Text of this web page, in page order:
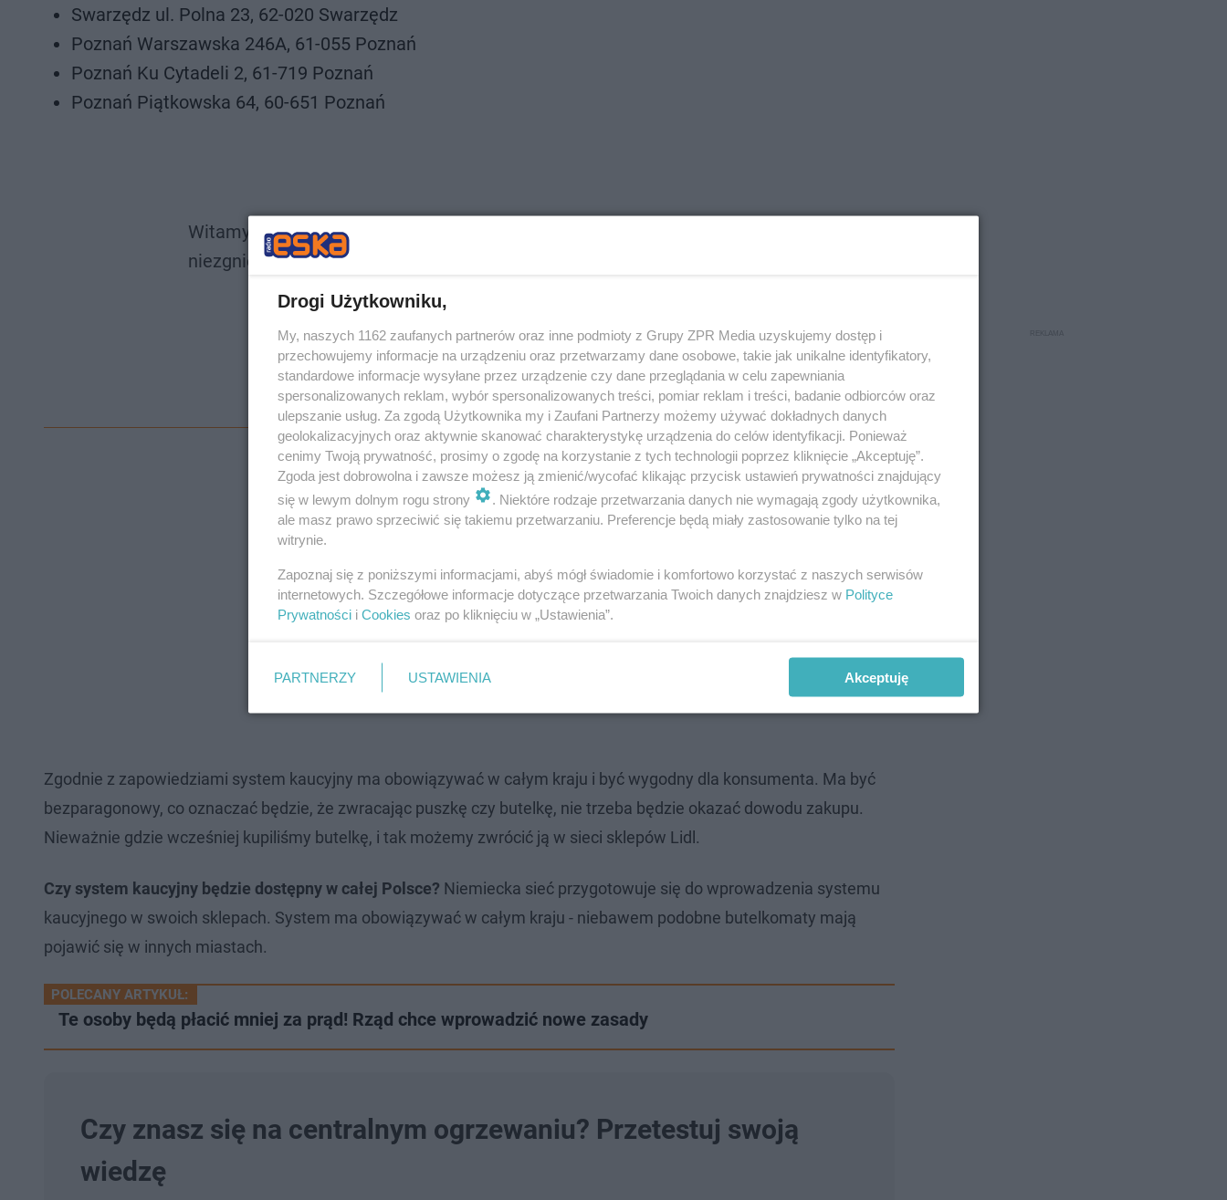
Swarzędz ul. Polna 23, 62-020 Swarzędz
Poznań Warszawska 246A, 61-055 Poznań
Poznań Ku Cytadeli 2, 61-719 Poznań
Poznań Piątkowska 64, 60-651 Poznań
Witamy butelkomat :) Lidl Warszawska. Na razie przyjmuje tylko
niezgniecione PETy i płaci skromne 5 groszy :)
pic.twitter.com/bg0ivrQexJ
August 29, 2022
ROZWIŃ
Zgodnie z zapowiedziami system kaucyjny ma obowiązywać w całym kraju i być wygodny dla konsumenta. Ma być
bezparagonowy, co oznaczać będzie, że zwracając puszkę czy butelkę, nie trzeba będzie okazać dowodu zakupu.
Nieważnie gdzie wcześniej kupiliśmy butelkę, i tak możemy zwrócić ją w sieci sklepów Lidl.
Czy system kaucyjny będzie dostępny w całej Polsce? Niemiecka sieć przygotowuje się do wprowadzenia systemu
kaucyjnego w swoich sklepach. System ma obowiązywać w całym kraju - niebawem podobne butelkomaty mają
pojawić się w innych miastach.
POLECANY ARTYKUŁ:
Te osoby będą płacić mniej za prąd! Rząd chce wprowadzić nowe zasady
Czy znasz się na centralnym ogrzewaniu? Przetestuj swoją
wiedzę
Drogi Użytkowniku,
My, naszych 1162 zaufanych partnerów oraz inne podmioty z Grupy ZPR Media uzyskujemy dostęp i
przechowujemy informacje na urządzeniu oraz przetwarzamy dane osobowe, takie jak unikalne identyfikatory,
standardowe informacje wysyłane przez urządzenie czy dane przeglądania w celu zapewniania
spersonalizowanych reklam, wybór spersonalizowanych treści, pomiar reklam i treści, badanie odbiorców oraz
ulepszanie usług. Za zgodą Użytkownika my i Zaufani Partnerzy możemy używać dokładnych danych
geolokalizacyjnych oraz aktywnie skanować charakterystykę urządzenia do celów identyfikacji. Ponieważ
cenimy Twoją prywatność, prosimy o zgodę na korzystanie z tych technologii poprzez kliknięcie „Akceptuję”.
Zgoda jest dobrowolna i zawsze możesz ją zmienić/wycofać klikając przycisk ustawień prywatności znajdujący
się w lewym dolnym rogu strony
. Niektóre rodzaje przetwarzania danych nie wymagają zgody użytkownika,
ale masz prawo sprzeciwić się takiemu przetwarzaniu. Preferencje będą miały zastosowanie tylko na tej
witrynie.
Zapoznaj się z poniższymi informacjami, abyś mógł świadomie i komfortowo korzystać z naszych serwisów
internetowych. Szczegółowe informacje dotyczące przetwarzania Twoich danych znajdziesz w Polityce
Prywatności i Cookies oraz po kliknięciu w „Ustawienia”.
PARTNERZY USTAWIENIA Akceptuję